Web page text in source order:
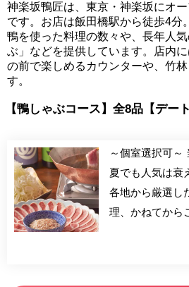
神楽坂鴨匠は、東京・神楽坂にオ
です。お店は飯田橋駅から徒歩4分
鴨を使った料理の数々や、長年人
ぶ」などを提供しています。店内
の前で楽しめるカウンターや、竹
す。
【鴨しゃぶコース】全8品【デー
～個室選択可～
夏でも人気は衰
各地から厳選し
理、かねてから
み頂けます 大